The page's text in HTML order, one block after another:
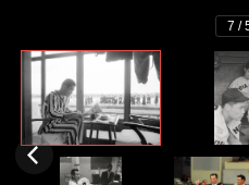
7 /